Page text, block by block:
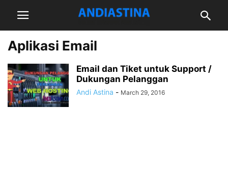
Aplikasi Email
Email dan Tiket untuk Support /
Dukungan Pelanggan
Andi Astina - March 29, 2016